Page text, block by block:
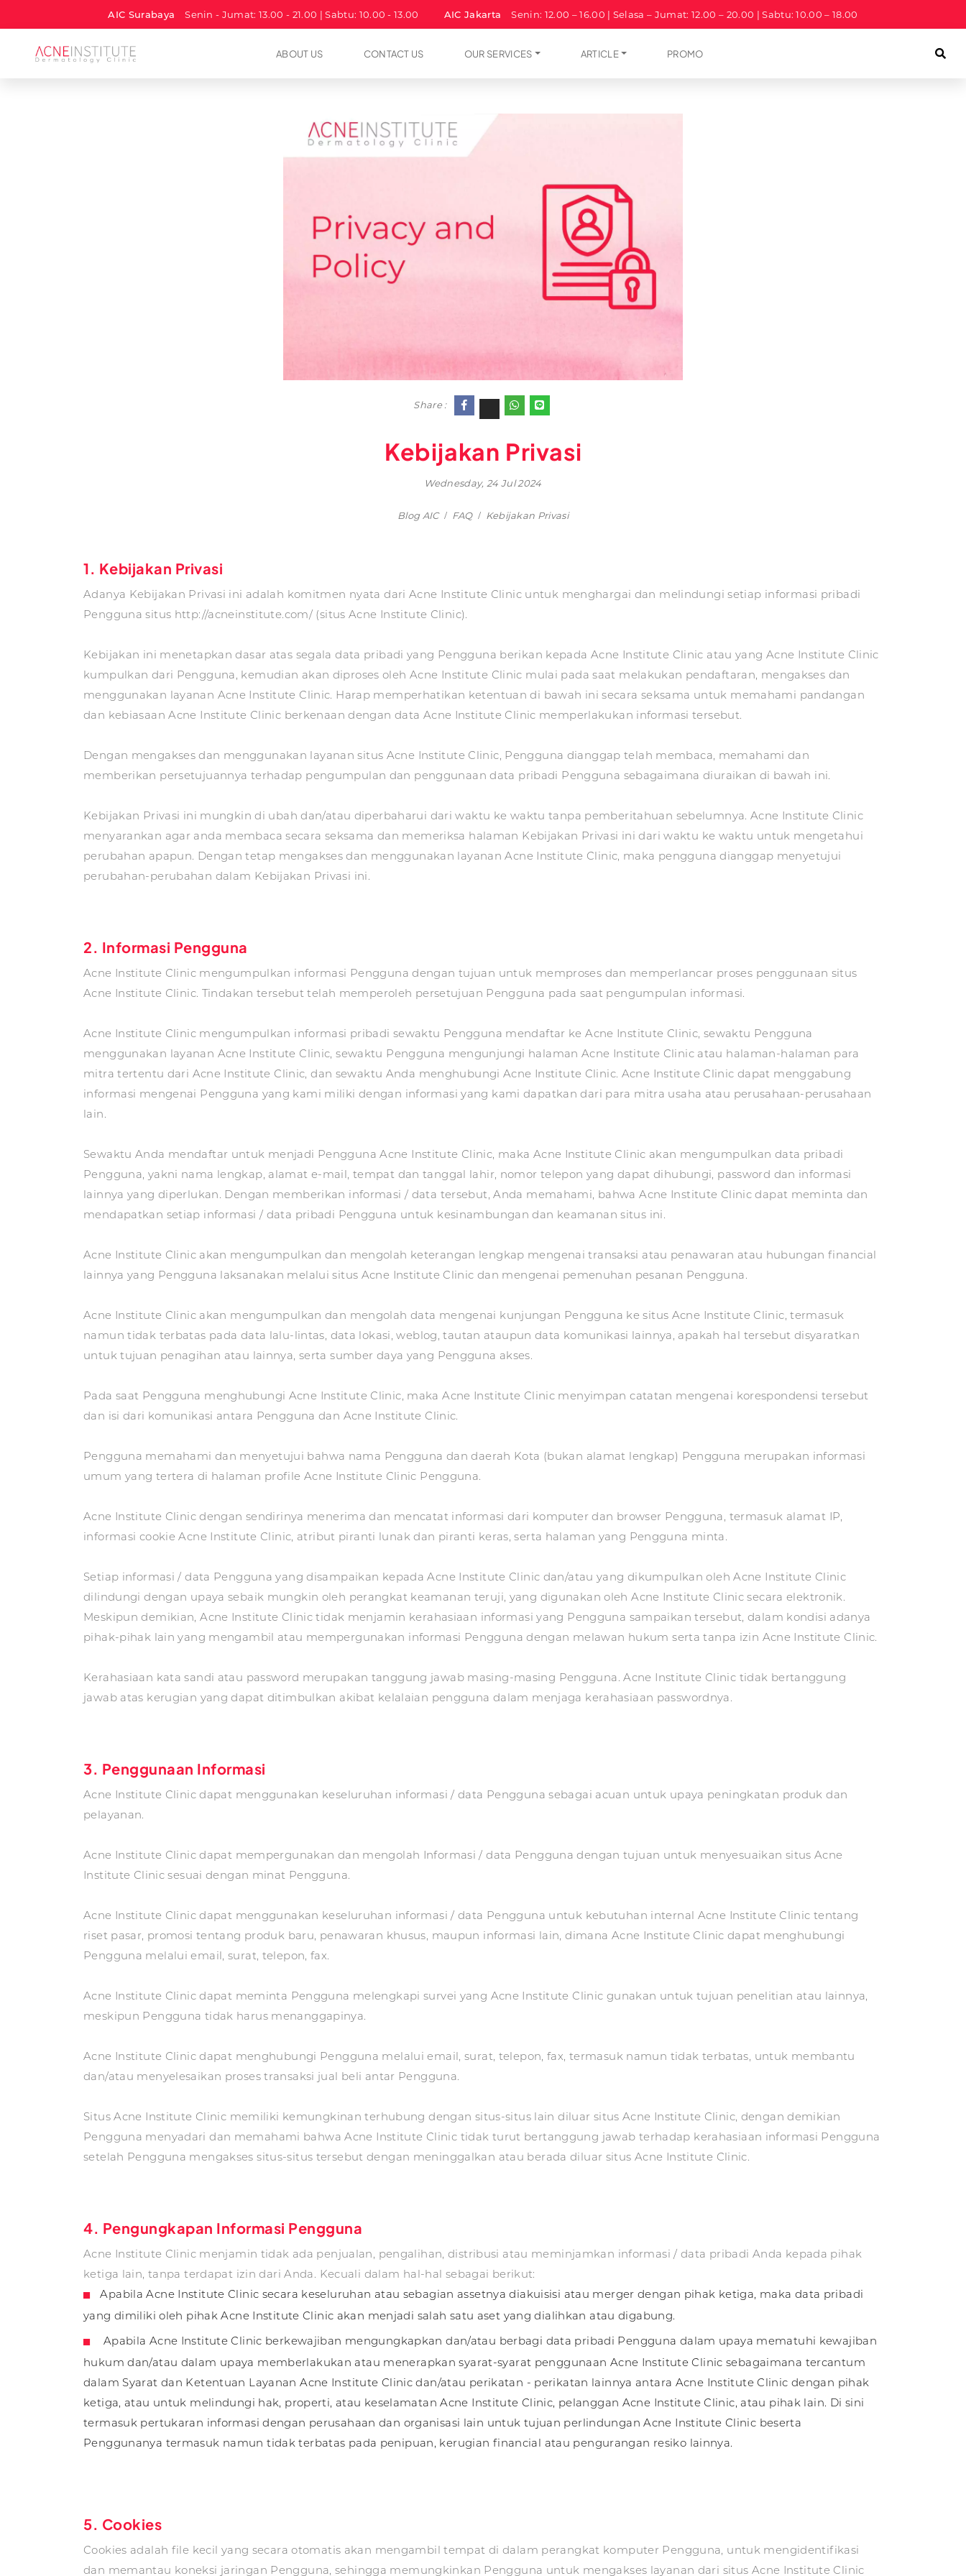
AIC Surabaya Senin - Jumat: 13.00 - 21.00 | Sabtu: 10.00 - 13.00 AIC Jakarta Senin: 12.00 – 16.00 | Selasa – Jumat: 12.00 – 20.00 | Sabtu: 10.00 – 18.00
ABOUT US CONTACT US OUR SERVICES ARTICLE PROMO
Share :
Kebijakan Privasi
Wednesday, 24 Jul 2024
Blog AIC FAQ Kebijakan Privasi
1. Kebijakan Privasi
Adanya Kebijakan Privasi ini adalah komitmen nyata dari Acne Institute Clinic untuk menghargai dan melindungi setiap informasi pribadi
Pengguna situs http://acneinstitute.com/ (situs Acne Institute Clinic).
Kebijakan ini menetapkan dasar atas segala data pribadi yang Pengguna berikan kepada Acne Institute Clinic atau yang Acne Institute Clinic
kumpulkan dari Pengguna, kemudian akan diproses oleh Acne Institute Clinic mulai pada saat melakukan pendaftaran, mengakses dan
menggunakan layanan Acne Institute Clinic. Harap memperhatikan ketentuan di bawah ini secara seksama untuk memahami pandangan
dan kebiasaan Acne Institute Clinic berkenaan dengan data Acne Institute Clinic memperlakukan informasi tersebut.
Dengan mengakses dan menggunakan layanan situs Acne Institute Clinic, Pengguna dianggap telah membaca, memahami dan
memberikan persetujuannya terhadap pengumpulan dan penggunaan data pribadi Pengguna sebagaimana diuraikan di bawah ini.
Kebijakan Privasi ini mungkin di ubah dan/atau diperbaharui dari waktu ke waktu tanpa pemberitahuan sebelumnya. Acne Institute Clinic
menyarankan agar anda membaca secara seksama dan memeriksa halaman Kebijakan Privasi ini dari waktu ke waktu untuk mengetahui
perubahan apapun. Dengan tetap mengakses dan menggunakan layanan Acne Institute Clinic, maka pengguna dianggap menyetujui
perubahan-perubahan dalam Kebijakan Privasi ini.
2. Informasi Pengguna
Acne Institute Clinic mengumpulkan informasi Pengguna dengan tujuan untuk memproses dan memperlancar proses penggunaan situs
Acne Institute Clinic. Tindakan tersebut telah memperoleh persetujuan Pengguna pada saat pengumpulan informasi.
Acne Institute Clinic mengumpulkan informasi pribadi sewaktu Pengguna mendaftar ke Acne Institute Clinic, sewaktu Pengguna
menggunakan layanan Acne Institute Clinic, sewaktu Pengguna mengunjungi halaman Acne Institute Clinic atau halaman-halaman para
mitra tertentu dari Acne Institute Clinic, dan sewaktu Anda menghubungi Acne Institute Clinic. Acne Institute Clinic dapat menggabung
informasi mengenai Pengguna yang kami miliki dengan informasi yang kami dapatkan dari para mitra usaha atau perusahaan-perusahaan
lain.
Sewaktu Anda mendaftar untuk menjadi Pengguna Acne Institute Clinic, maka Acne Institute Clinic akan mengumpulkan data pribadi
Pengguna, yakni nama lengkap, alamat e-mail, tempat dan tanggal lahir, nomor telepon yang dapat dihubungi, password dan informasi
lainnya yang diperlukan. Dengan memberikan informasi / data tersebut, Anda memahami, bahwa Acne Institute Clinic dapat meminta dan
mendapatkan setiap informasi / data pribadi Pengguna untuk kesinambungan dan keamanan situs ini.
Acne Institute Clinic akan mengumpulkan dan mengolah keterangan lengkap mengenai transaksi atau penawaran atau hubungan financial
lainnya yang Pengguna laksanakan melalui situs Acne Institute Clinic dan mengenai pemenuhan pesanan Pengguna.
Acne Institute Clinic akan mengumpulkan dan mengolah data mengenai kunjungan Pengguna ke situs Acne Institute Clinic, termasuk
namun tidak terbatas pada data lalu-lintas, data lokasi, weblog, tautan ataupun data komunikasi lainnya, apakah hal tersebut disyaratkan
untuk tujuan penagihan atau lainnya, serta sumber daya yang Pengguna akses.
Pada saat Pengguna menghubungi Acne Institute Clinic, maka Acne Institute Clinic menyimpan catatan mengenai korespondensi tersebut
dan isi dari komunikasi antara Pengguna dan Acne Institute Clinic.
Pengguna memahami dan menyetujui bahwa nama Pengguna dan daerah Kota (bukan alamat lengkap) Pengguna merupakan informasi
umum yang tertera di halaman profile Acne Institute Clinic Pengguna.
Acne Institute Clinic dengan sendirinya menerima dan mencatat informasi dari komputer dan browser Pengguna, termasuk alamat IP,
informasi cookie Acne Institute Clinic, atribut piranti lunak dan piranti keras, serta halaman yang Pengguna minta.
Setiap informasi / data Pengguna yang disampaikan kepada Acne Institute Clinic dan/atau yang dikumpulkan oleh Acne Institute Clinic
dilindungi dengan upaya sebaik mungkin oleh perangkat keamanan teruji, yang digunakan oleh Acne Institute Clinic secara elektronik.
Meskipun demikian, Acne Institute Clinic tidak menjamin kerahasiaan informasi yang Pengguna sampaikan tersebut, dalam kondisi adanya
pihak-pihak lain yang mengambil atau mempergunakan informasi Pengguna dengan melawan hukum serta tanpa izin Acne Institute Clinic.
Kerahasiaan kata sandi atau password merupakan tanggung jawab masing-masing Pengguna. Acne Institute Clinic tidak bertanggung
jawab atas kerugian yang dapat ditimbulkan akibat kelalaian pengguna dalam menjaga kerahasiaan passwordnya.
3. Penggunaan Informasi
Acne Institute Clinic dapat menggunakan keseluruhan informasi / data Pengguna sebagai acuan untuk upaya peningkatan produk dan
pelayanan.
Acne Institute Clinic dapat mempergunakan dan mengolah Informasi / data Pengguna dengan tujuan untuk menyesuaikan situs Acne
Institute Clinic sesuai dengan minat Pengguna.
Acne Institute Clinic dapat menggunakan keseluruhan informasi / data Pengguna untuk kebutuhan internal Acne Institute Clinic tentang
riset pasar, promosi tentang produk baru, penawaran khusus, maupun informasi lain, dimana Acne Institute Clinic dapat menghubungi
Pengguna melalui email, surat, telepon, fax.
Acne Institute Clinic dapat meminta Pengguna melengkapi survei yang Acne Institute Clinic gunakan untuk tujuan penelitian atau lainnya,
meskipun Pengguna tidak harus menanggapinya.
Acne Institute Clinic dapat menghubungi Pengguna melalui email, surat, telepon, fax, termasuk namun tidak terbatas, untuk membantu
dan/atau menyelesaikan proses transaksi jual beli antar Pengguna.
Situs Acne Institute Clinic memiliki kemungkinan terhubung dengan situs-situs lain diluar situs Acne Institute Clinic, dengan demikian
Pengguna menyadari dan memahami bahwa Acne Institute Clinic tidak turut bertanggung jawab terhadap kerahasiaan informasi Pengguna
setelah Pengguna mengakses situs-situs tersebut dengan meninggalkan atau berada diluar situs Acne Institute Clinic.
4. Pengungkapan Informasi Pengguna
Acne Institute Clinic menjamin tidak ada penjualan, pengalihan, distribusi atau meminjamkan informasi / data pribadi Anda kepada pihak
ketiga lain, tanpa terdapat izin dari Anda. Kecuali dalam hal-hal sebagai berikut:
Apabila Acne Institute Clinic secara keseluruhan atau sebagian assetnya diakuisisi atau merger dengan pihak ketiga, maka data pribadi
yang dimiliki oleh pihak Acne Institute Clinic akan menjadi salah satu aset yang dialihkan atau digabung.
Apabila Acne Institute Clinic berkewajiban mengungkapkan dan/atau berbagi data pribadi Pengguna dalam upaya mematuhi kewajiban
hukum dan/atau dalam upaya memberlakukan atau menerapkan syarat-syarat penggunaan Acne Institute Clinic sebagaimana tercantum
dalam Syarat dan Ketentuan Layanan Acne Institute Clinic dan/atau perikatan - perikatan lainnya antara Acne Institute Clinic dengan pihak
ketiga, atau untuk melindungi hak, properti, atau keselamatan Acne Institute Clinic, pelanggan Acne Institute Clinic, atau pihak lain. Di sini
termasuk pertukaran informasi dengan perusahaan dan organisasi lain untuk tujuan perlindungan Acne Institute Clinic beserta
Penggunanya termasuk namun tidak terbatas pada penipuan, kerugian financial atau pengurangan resiko lainnya.
5. Cookies
Cookies adalah file kecil yang secara otomatis akan mengambil tempat di dalam perangkat komputer Pengguna, untuk mengidentifikasi
dan memantau koneksi jaringan Pengguna, sehingga memungkinkan Pengguna untuk mengakses layanan dari situs Acne Institute Clinic